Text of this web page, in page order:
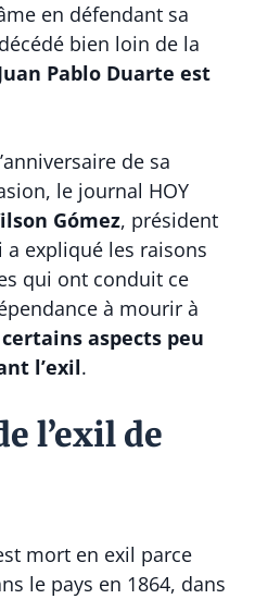
en défendant sa
bien loin de la
Pablo Duarte est
de sa
le journal HOY
Gómez, président
a expliqué les raisons
qui ont conduit ce
à mourir à
certains aspects peu
l’exil.
l’exil de
mort en exil parce
le pays en 1864, dans